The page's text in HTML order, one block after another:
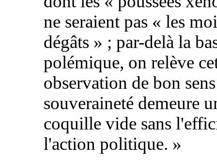
ne seraient pas « les
dégâts » ; par-delà la
polémique, on relève
observation de bon
souveraineté demeure
coquille vide sans
l'action politique. »